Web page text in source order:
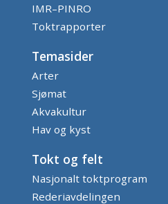
IMR–PINRO
Toktrapporter
Temasider
Arter
Sjømat
Akvakultur
Hav og kyst
Tokt og felt
Nasjonalt toktprogram
Rederiavdelingen